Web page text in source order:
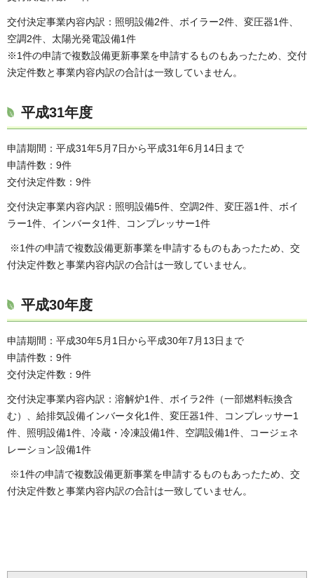
交付決定事業内容内訳：照明設備2件、ボイラー2件、変圧器1件、
空調2件、太陽光発電設備1件
※1件の申請で複数設備更新事業を申請するものもあったため、交付
決定件数と事業内容内訳の合計は一致していません。
平成31年度
申請期間：平成31年5月7日から平成31年6月14日まで
申請件数：9件
交付決定件数：9件
交付決定事業内容内訳：照明設備5件、空調2件、変圧器1件、ボイ
ラー1件、インバータ1件、コンプレッサー1件
※1件の申請で複数設備更新事業を申請するものもあったため、交
付決定件数と事業内容内訳の合計は一致していません。
平成30年度
申請期間：平成30年5月1日から平成30年7月13日まで
申請件数：9件
交付決定件数：9件
交付決定事業内容内訳：溶解炉1件、ボイラ2件（一部燃料転換含
む）、給排気設備インバータ化1件、変圧器1件、コンプレッサー1
件、照明設備1件、冷蔵・冷凍設備1件、空調設備1件、コージェネ
レーション設備1件
※1件の申請で複数設備更新事業を申請するものもあったため、交
付決定件数と事業内容内訳の合計は一致していません。